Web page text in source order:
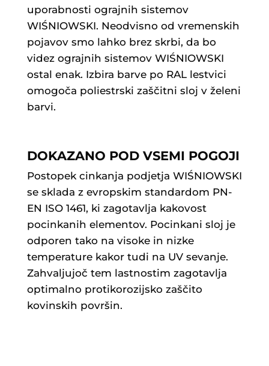
uporabnosti ograjnih sistemov
WIŚNIOWSKI. Neodvisno od vremenskih
pojavov smo lahko brez skrbi, da bo
videz ograjnih sistemov WIŚNIOWSKI
ostal enak. Izbira barve po RAL lestvici
omogoča poliestrski zaščitni sloj v želeni
barvi.
DOKAZANO POD VSEMI POGOJI
Postopek cinkanja podjetja WIŚNIOWSKI
se sklada z evropskim standardom PN-
EN ISO 1461, ki zagotavlja kakovost
pocinkanih elementov. Pocinkani sloj je
odporen tako na visoke in nizke
temperature kakor tudi na UV sevanje.
Zahvaljujoč tem lastnostim zagotavlja
optimalno protikorozijsko zaščito
kovinskih površin.